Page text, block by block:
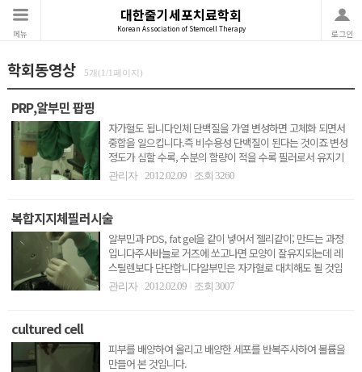
메뉴
대한줄기세포치료학회
Korean Association of Stemcell Therapy 로그인
학회동영상 5개(1/1페이지)
PRP,알부민 팝핑
자가혈도 됩니다인체 단백질을 가열 변성하면 고체화 되면서
중합을 일으킵니다.즉 비수용성 단백질이 된다는 것이죠 변성
정도가 심할 수록, 수분의 함량이 적을 수록 필러로서 유지기
간은..
관리자 2012.02.09 조회 3260
복합지지체필러시술
알부민과 PDS, fat gel을 같이 넣어서 젤리같이; 만드는 과정
입니다주사바늘로 거즈에 쏘고나면 모양이 잘유지되는데 레
스틸렌보다 단단합니다알부민은 자가혈로 대치해도 될 것입
니다..
관리자 2012.02.09 조회 3007
cultured cell
피부를 배양하여 올리고 배양한 세포를 반복주사하여 볼륨을
만들어 본 것입니다.